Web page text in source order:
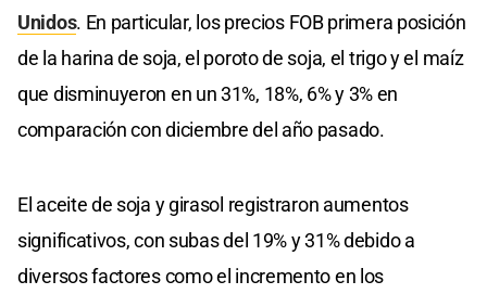
Unidos. En particular, los precios FOB primera posición
de la harina de soja, el poroto de soja, el trigo y el maíz
que disminuyeron en un 31%, 18%, 6% y 3% en
comparación con diciembre del año pasado.
El aceite de soja y girasol registraron aumentos
significativos, con subas del 19% y 31% debido a
diversos factores como el incremento en los